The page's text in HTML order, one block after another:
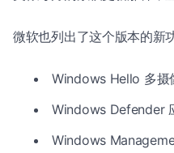
微软也列出了这个版本的新
Windows Hello 多摄
Windows Defender
Windows